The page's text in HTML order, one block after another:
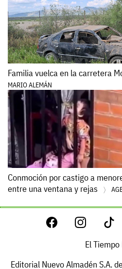
Familia vuelca en la carretera
MARIO ALEMÁN
Conmoción por castigo a
entre una ventana y rejas
El Tiempo
Editorial Nuevo Almadén S.A.